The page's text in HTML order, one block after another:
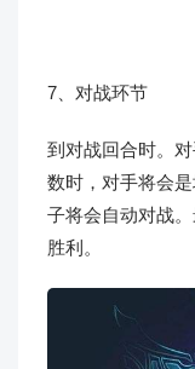
7、对战环节
到对战回合时。
数时，对手将会
子将会自动对战
胜利。